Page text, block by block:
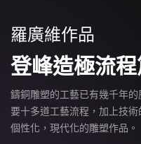
羅廣維作品
登峰造極流
鑄銅雕塑的工藝已有幾千年
要十多道工藝流程，加上技
個性化，現代化的雕塑作品。